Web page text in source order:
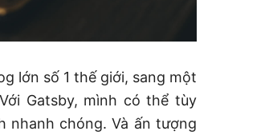
lớn số 1 thế giới, sang một
Gatsby, mình có thể tùy
nhanh chóng. Và ấn tượng